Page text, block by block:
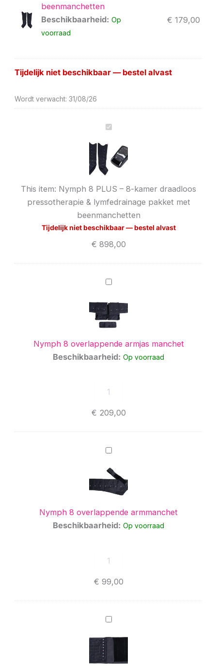
beenmanchetten
Beschikbaarheid: Op
voorraad
€ 179,00
Tijdelijk niet beschikbaar — bestel alvast
Wordt verwacht: 31/08/26
Nymph
PLUS
–
8-
kamer
pressotherapie
&
lymfedrainage
met
beenmanchetten
This item: Nymph 8 PLUS – 8-kamer draadloos
pressotherapie & lymfedrainage pakket met
beenmanchetten
Tijdelijk niet beschikbaar — bestel alvast
€ 898,00
Nymph
armjas
manchet
Nymph 8 overlappende armjas manchet
Beschikbaarheid: Op voorraad
€ 209,00
Nymph
overlappende
armmanchet
Nymph 8 overlappende armmanchet
Beschikbaarheid: Op voorraad
€ 99,00
Nymph
buikmanchet
lymfedrainage
pakket